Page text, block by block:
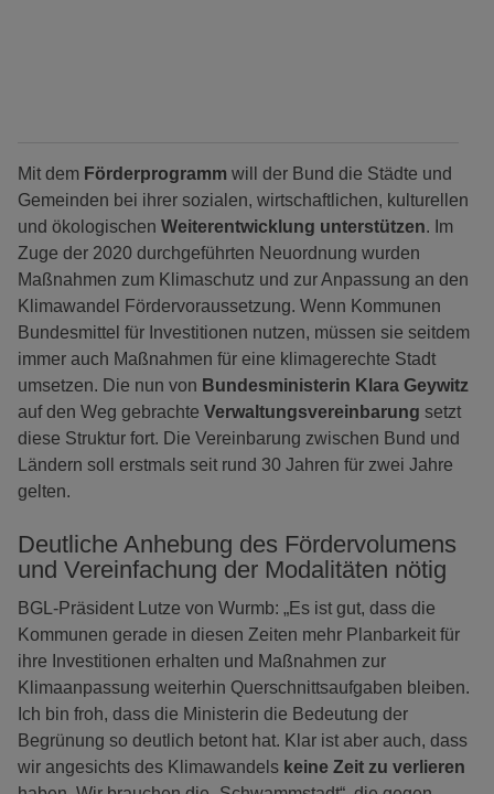
Mit dem Förderprogramm will der Bund die Städte und
Gemeinden bei ihrer sozialen, wirtschaftlichen, kulturellen
und ökologischen Weiterentwicklung unterstützen. Im
Zuge der 2020 durchgeführten Neuordnung wurden
Maßnahmen zum Klimaschutz und zur Anpassung an den
Klimawandel Fördervoraussetzung. Wenn Kommunen
Bundesmittel für Investitionen nutzen, müssen sie seitdem
immer auch Maßnahmen für eine klimagerechte Stadt
umsetzen. Die nun von Bundesministerin Klara Geywitz
auf den Weg gebrachte Verwaltungsvereinbarung setzt
diese Struktur fort. Die Vereinbarung zwischen Bund und
Ländern soll erstmals seit rund 30 Jahren für zwei Jahre
gelten.
Deutliche Anhebung des Fördervolumens
und Vereinfachung der Modalitäten nötig
BGL-Präsident Lutze von Wurmb: „Es ist gut, dass die
Kommunen gerade in diesen Zeiten mehr Planbarkeit für
ihre Investitionen erhalten und Maßnahmen zur
Klimaanpassung weiterhin Querschnittsaufgaben bleiben.
Ich bin froh, dass die Ministerin die Bedeutung der
Begrünung so deutlich betont hat. Klar ist aber auch, dass
wir angesichts des Klimawandels keine Zeit zu verlieren